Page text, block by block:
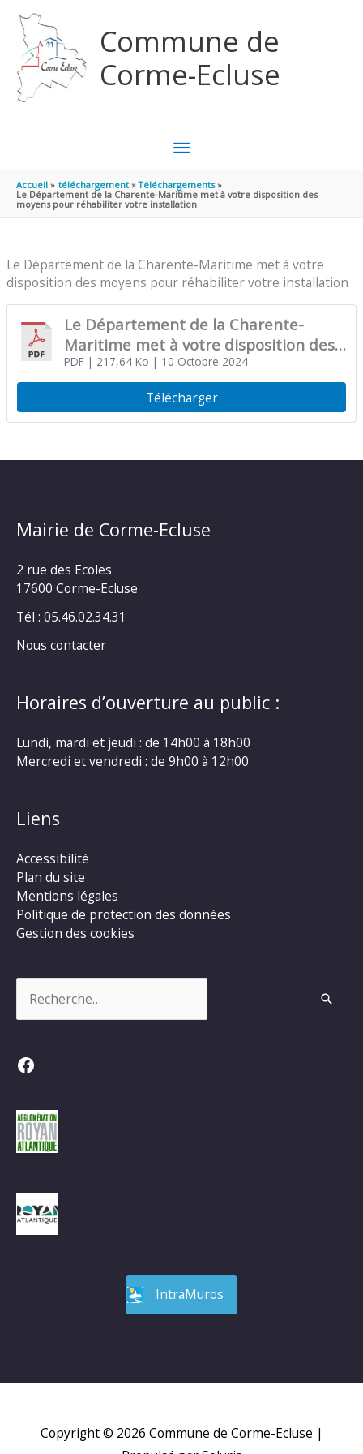
Commune de
Corme-Ecluse
MENU
PRINCIPAL
Accueil téléchargement
Téléchargements
Le Département de la Charente-Maritime met à votre disposition des
moyens pour réhabiliter votre installation
Le Département de la Charente-Maritime met à votre
disposition des moyens pour réhabiliter votre installation
Le Département de la Charente-
Maritime met à votre disposition des
moyens pour réhabiliter votre
installation
PDF| 217,64 Ko | 10 Octobre 2024
Télécharger
Mairie de Corme-Ecluse
2 rue des Ecoles
17600 Corme-Ecluse
Tél : 05.46.02.34.31
Nous contacter
Horaires d’ouverture au public :
Lundi, mardi et jeudi : de 14h00 à 18h00
Mercredi et vendredi : de 9h00 à 12h00
Liens
Accessibilité
Plan du site
Mentions légales
Politique de protection des données
Gestion des cookies
Facebook
IntraMuros
Copyright © 2026 Commune de Corme-Ecluse |